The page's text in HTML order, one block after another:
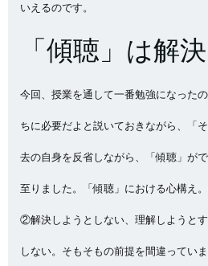
いえるのです。
「傾聴」は解
今回、授業を通して一番勉強になった
ちに必要だよと説いておきながら、「
去の自身を反省しながら、「傾聴」が
至りました。「傾聴」における心構え
②解決しようとしない、理解しようと
しない。そもそもの前提を間違ってい